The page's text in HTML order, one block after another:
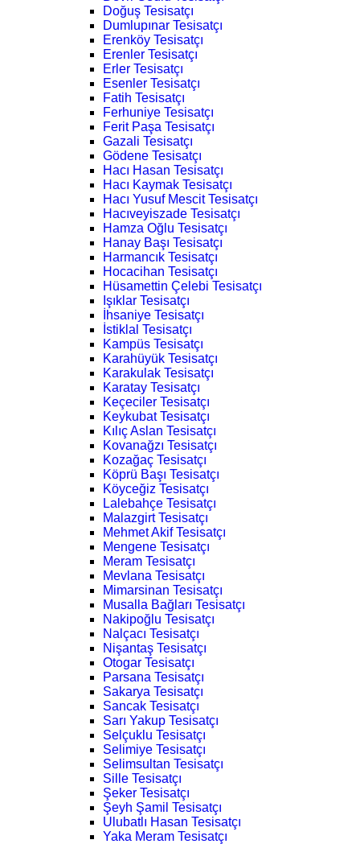
Doğuş Tesisatçı
Dumlupınar Tesisatçı
Erenköy Tesisatçı
Erenler Tesisatçı
Erler Tesisatçı
Esenler Tesisatçı
Fatih Tesisatçı
Ferhuniye Tesisatçı
Ferit Paşa Tesisatçı
Gazali Tesisatçı
Gödene Tesisatçı
Hacı Hasan Tesisatçı
Hacı Kaymak Tesisatçı
Hacı Yusuf Mescit Tesisatçı
Hacıveyiszade Tesisatçı
Hamza Oğlu Tesisatçı
Hanay Başı Tesisatçı
Harmancık Tesisatçı
Hocacihan Tesisatçı
Hüsamettin Çelebi Tesisatçı
Işıklar Tesisatçı
İhsaniye Tesisatçı
İstiklal Tesisatçı
Kampüs Tesisatçı
Karahüyük Tesisatçı
Karakulak Tesisatçı
Karatay Tesisatçı
Keçeciler Tesisatçı
Keykubat Tesisatçı
Kılıç Aslan Tesisatçı
Kovanağzı Tesisatçı
Kozağaç Tesisatçı
Köprü Başı Tesisatçı
Köyceğiz Tesisatçı
Lalebahçe Tesisatçı
Malazgirt Tesisatçı
Mehmet Akif Tesisatçı
Mengene Tesisatçı
Meram Tesisatçı
Mevlana Tesisatçı
Mimarsinan Tesisatçı
Musalla Bağları Tesisatçı
Nakipoğlu Tesisatçı
Nalçacı Tesisatçı
Nişantaş Tesisatçı
Otogar Tesisatçı
Parsana Tesisatçı
Sakarya Tesisatçı
Sancak Tesisatçı
Sarı Yakup Tesisatçı
Selçuklu Tesisatçı
Selimiye Tesisatçı
Selimsultan Tesisatçı
Sille Tesisatçı
Şeker Tesisatçı
Şeyh Şamil Tesisatçı
Ulubatlı Hasan Tesisatçı
Yaka Meram Tesisatçı